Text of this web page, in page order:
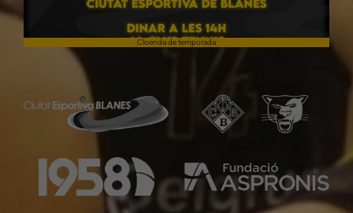
Cloenda de temporada